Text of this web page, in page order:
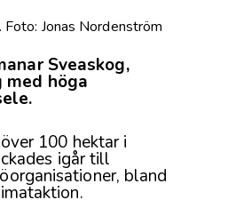
Jonas Nordenström
Sveaskog,
höga
100 hektar i
igår till
bland